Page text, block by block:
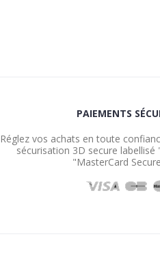
PAIEMENTS
Réglez vos achats en toute
sécurisation 3D secure labellisé
"MasterCard